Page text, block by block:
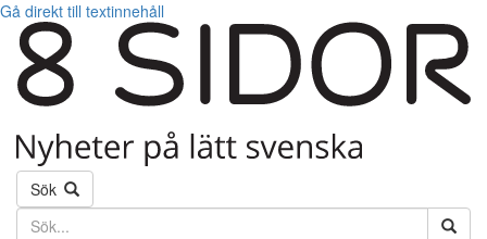
Gå direkt till textinnehåll
Sök
Söktext